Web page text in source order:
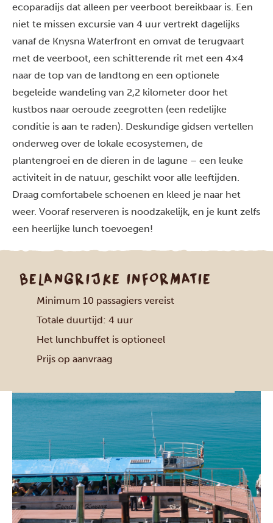
ecoparadijs dat alleen per veerboot bereikbaar is. Een
niet te missen excursie van 4 uur vertrekt dagelijks
vanaf de Knysna Waterfront en omvat de terugvaart
met de veerboot, een schitterende rit met een 4×4
naar de top van de landtong en een optionele
begeleide wandeling van 2,2 kilometer door het
kustbos naar oeroude zeegrotten (een redelijke
conditie is aan te raden). Deskundige gidsen vertellen
onderweg over de lokale ecosystemen, de
plantengroei en de dieren in de lagune – een leuke
activiteit in de natuur, geschikt voor alle leeftijden.
Draag comfortabele schoenen en kleed je naar het
weer. Vooraf reserveren is noodzakelijk, en je kunt zelfs
een heerlijke lunch toevoegen!
BELANGRIJKE INFORMATIE
Minimum 10 passagiers vereist
Totale duurtijd: 4 uur
Het lunchbuffet is optioneel
Prijs op aanvraag